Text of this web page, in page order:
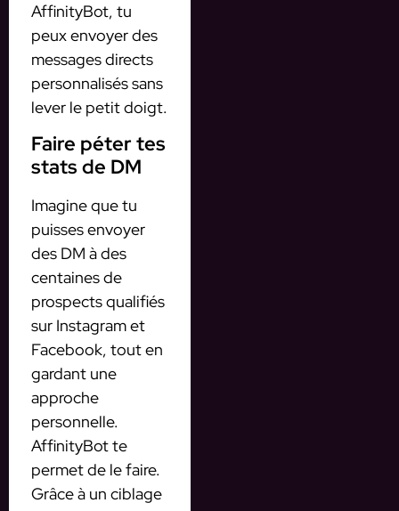
AffinityBot, tu
peux envoyer des
messages directs
personnalisés sans
lever le petit doigt.
Faire péter tes
stats de DM
Imagine que tu
puisses envoyer
des DM à des
centaines de
prospects qualifiés
sur Instagram et
Facebook, tout en
gardant une
approche
personnelle.
AffinityBot te
permet de le faire.
Grâce à un ciblage